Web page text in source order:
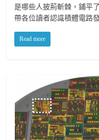
是哪些人披荊斬棘，鋪平
帶各位讀者認識積體電路
Read more